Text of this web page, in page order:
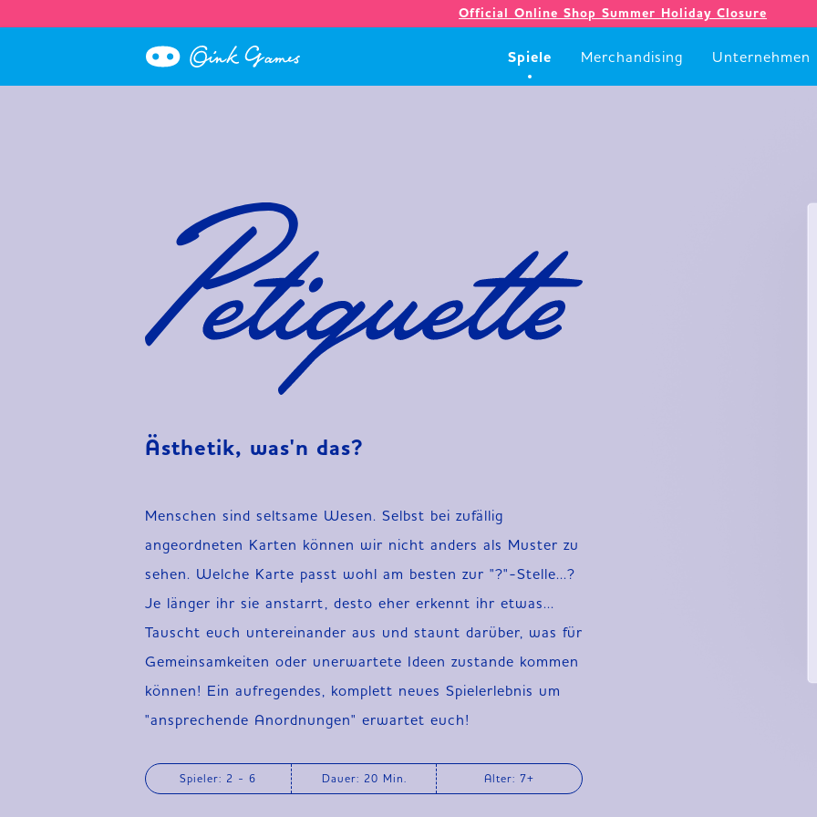
Official Online Shop Summer Holiday Closure
Spiele Merchandising Unternehmen
Ästhetik, was'n das?
Menschen sind seltsame Wesen. Selbst bei zufällig
angeordneten Karten können wir nicht anders als Muster zu
sehen. Welche Karte passt wohl am besten zur "?"-Stelle...?
Je länger ihr sie anstarrt, desto eher erkennt ihr etwas...
Tauscht euch untereinander aus und staunt darüber, was für
Gemeinsamkeiten oder unerwartete Ideen zustande kommen
können! Ein aufregendes, komplett neues Spielerlebnis um
"ansprechende Anordnungen" erwartet euch!
Spieler: 2 - 6 Dauer: 20 Min. Alter: 7+
Unternehmen